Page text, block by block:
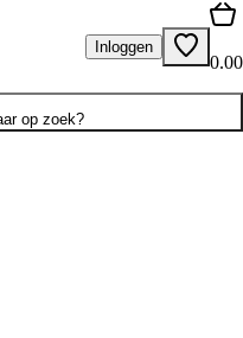
Inloggen
0.00
op zoek?